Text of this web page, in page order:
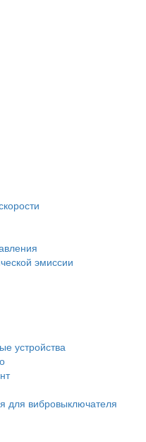
эмиссии
устройства
для вибровыключателя